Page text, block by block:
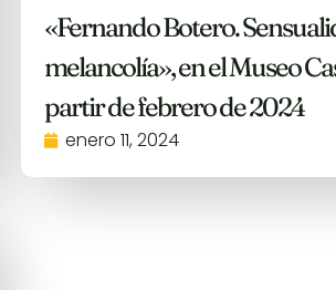
«Fernando Botero.
melancolía», en el Museo
partir de febrero de 2024
enero 11, 2024